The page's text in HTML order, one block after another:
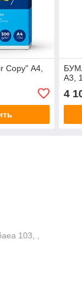
Copy" А4,
А3,
4
103, ,